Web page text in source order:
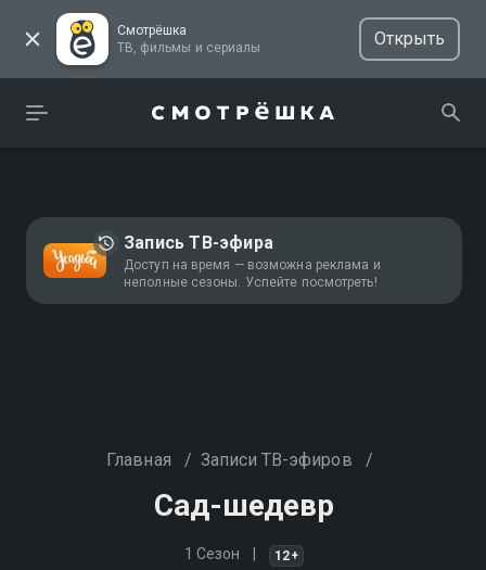
Смотрёшка
ТВ, фильмы и сериалы
Открыть
Запись ТВ-эфира
Доступ на время — возможна реклама и
неполные сезоны. Успейте посмотреть!
Главная / Записи ТВ-эфиров /
Сад-шедевр
1 Сезон 12+